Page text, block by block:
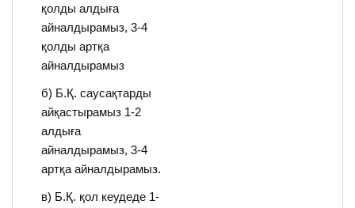
қолды алдыға
айналдырамыз, 3-4
қолды артқа
айналдырамыз
б) Б.Қ. саусақтарды
айқастырамыз 1-2
алдыға
айналдырамыз, 3-4
артқа айналдырамыз.
в) Б.Қ. қол кеудеде 1-